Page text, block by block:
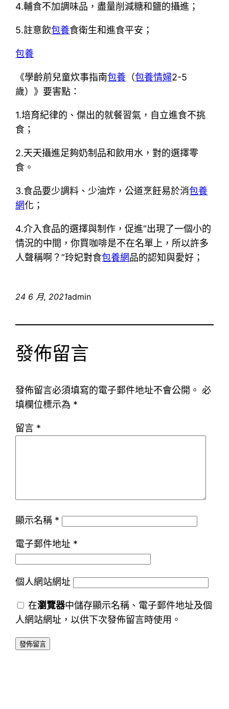
4.輔食不加調味品，盡量削減糖和鹽的攝進；
5.註意飲包養食衛生和進食平安；
包養
《學齡前兒童炊事指南包養 （包養情婦2-5
歲）》要害點：
1.培育紀律的、傑出的就餐習氣，自立進食不挑
食；
2.天天攝進足夠奶制品和飲用水，對的選擇零
食。
3.食品要少調料、少油炸，公道烹飪易於消包養
網化；
4.介入食品的選擇與制作，促進“出現了一個小的
情況的中間，你買咖啡是不在名單上，所以許多
人聲稱啊？”玲妃對食包養網品的認知與愛好；
24 6 月, 2021admin
發佈留言
發佈留言必須填寫的電子郵件地址不會公開。 必
填欄位標示為 *
留言 *
顯示名稱 *
電子郵件地址 *
個人網站網址
在瀏覽器中儲存顯示名稱、電子郵件地址及個
人網站網址，以供下次發佈留言時使用。